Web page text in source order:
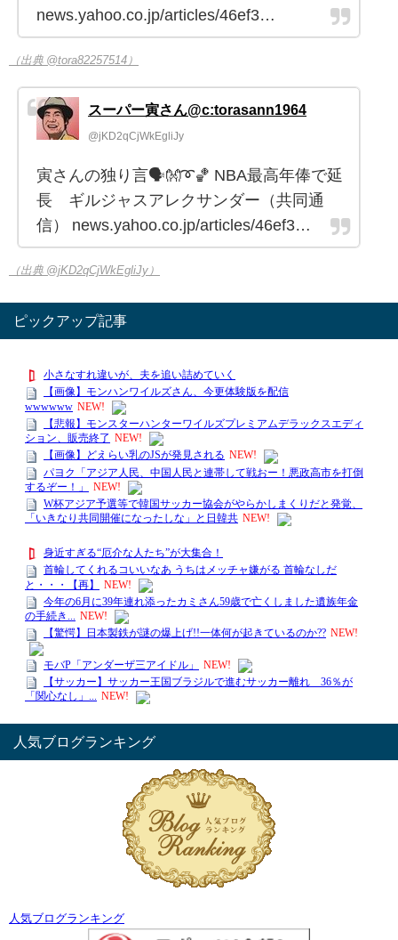
news.yahoo.co.jp/articles/46ef3…
（出典 @tora82257514）
スーパー寅さん@c:torasann1964
@jKD2qCjWkEgliJy
寅さんの独り言🗣️👐➰🏀 NBA最高年俸で延
長 ギルジャスアレクサンダー（共同通
信） news.yahoo.co.jp/articles/46ef3…
（出典 @jKD2qCjWkEgliJy）
ピックアップ記事
人気ブログランキング
人気ブログランキング